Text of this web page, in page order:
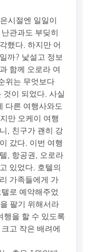
시절엔 일일이
관과도 부딪히
했다. 하지만 어
까? 낯설고 정보
함께 오로라 여
위는 무엇보다
것이 되었다. 사실
다른 여행사와도
만 오케이 여행
, 친구가 괜히 강
갔다. 이번 여행
, 항공권, 오로라
있었다. 호텔의
가족들에게 가
로 예약해주었
팔기 위해서라
행을 할 수 있도록
고 작은 배려에